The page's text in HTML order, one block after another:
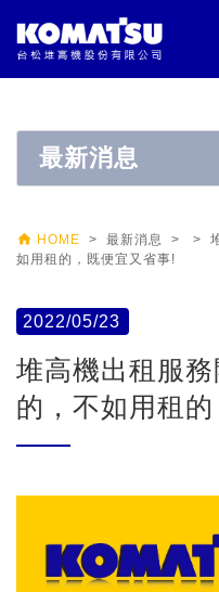
最新消息
 HOME
> 最新消息 > > 堆
如用租的，既便宜又省事!
2022/05/23
堆高機出租服
的，不如用租